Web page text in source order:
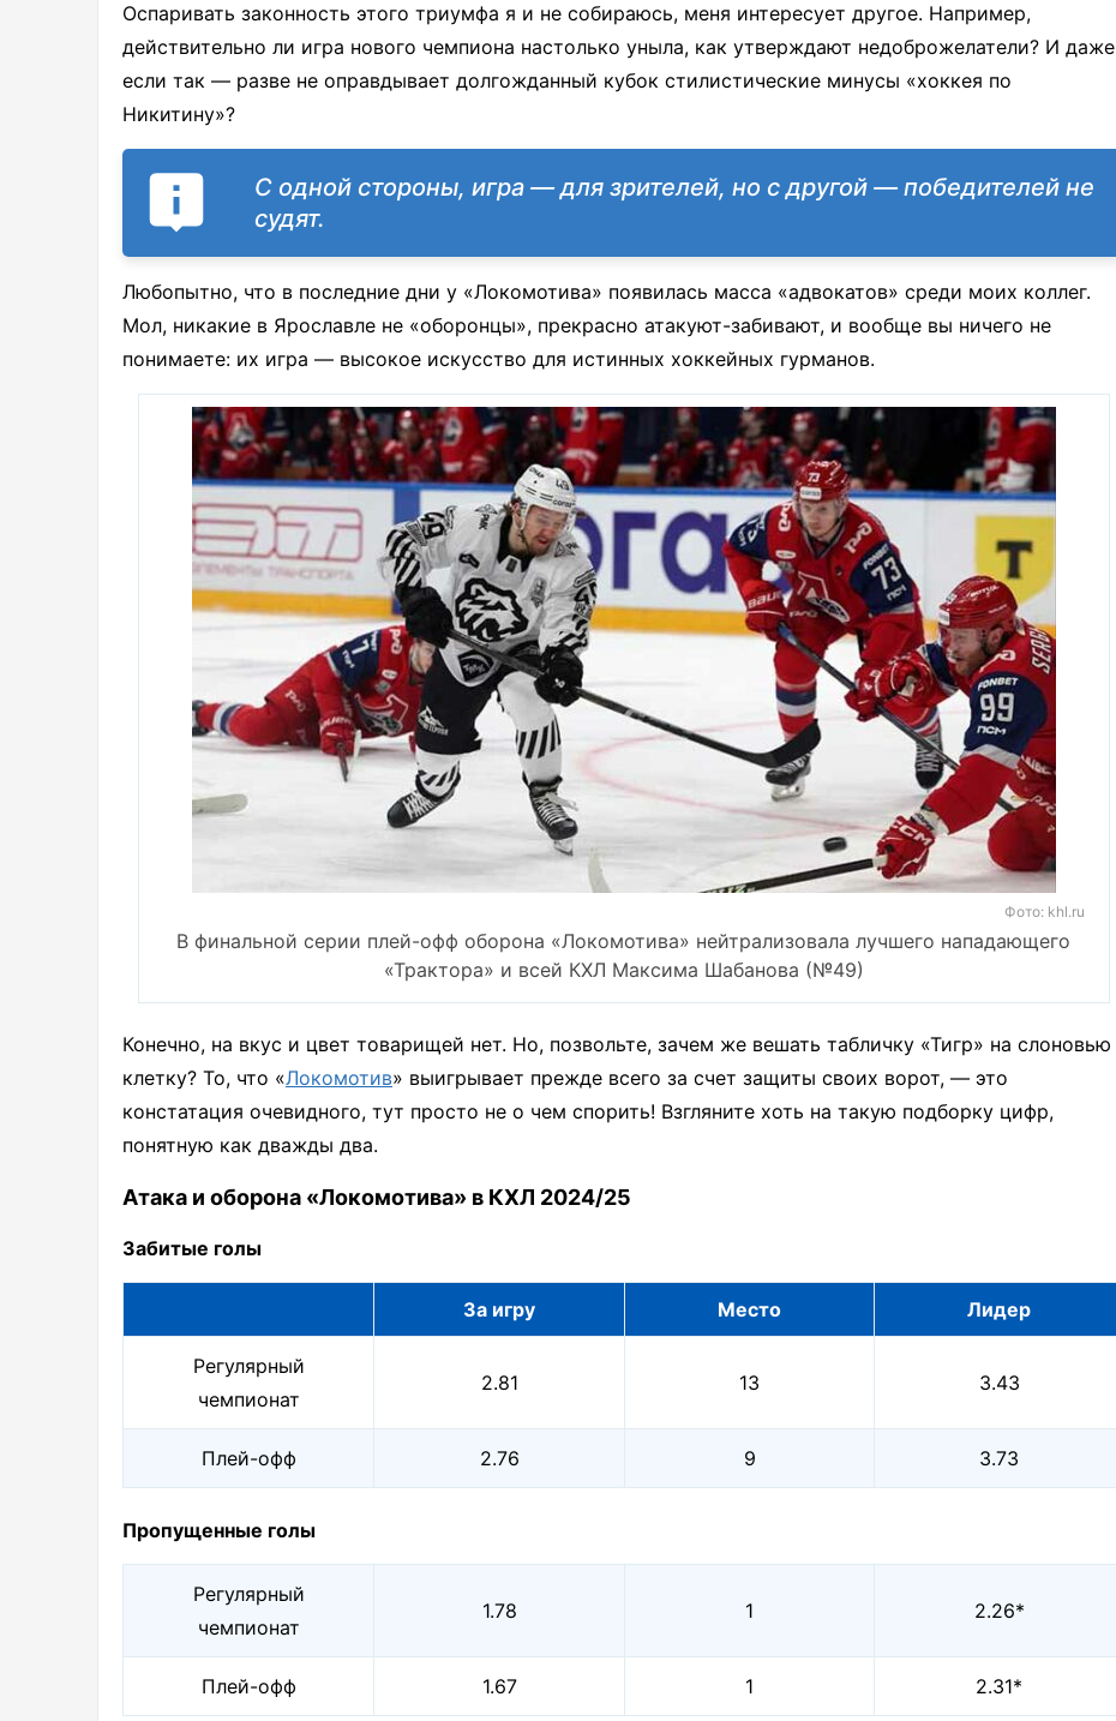
Оспаривать законность этого триумфа я и не собираюсь, меня интересует другое. Например,
действительно ли игра нового чемпиона настолько уныла, как утверждают недоброжелатели? И даже
если так — разве не оправдывает долгожданный кубок стилистические минусы «хоккея по
Никитину»?
С одной стороны, игра — для зрителей, но с другой — победителей не
судят.
Любопытно, что в последние дни у «Локомотива» появилась масса «адвокатов» среди моих коллег.
Мол, никакие в Ярославле не «оборонцы», прекрасно атакуют-забивают, и вообще вы ничего не
понимаете: их игра — высокое искусство для истинных хоккейных гурманов.
Фото: khl.ru
В финальной серии плей-офф оборона «Локомотива» нейтрализовала лучшего нападающего
«Трактора» и всей КХЛ Максима Шабанова (№49)
Конечно, на вкус и цвет товарищей нет. Но, позвольте, зачем же вешать табличку «Тигр» на слоновью
клетку? То, что «Локомотив» выигрывает прежде всего за счет защиты своих ворот, — это
констатация очевидного, тут просто не о чем спорить! Взгляните хоть на такую подборку цифр,
понятную как дважды два.
Атака и оборона «Локомотива» в КХЛ 2024/25
Забитые голы
За игру Место Лидер
Регулярный
чемпионат
2.81 13 3.43
Плей-офф 2.76 9 3.73
Пропущенные голы
Регулярный
чемпионат
1.78 1 2.26*
Плей-офф 1.67 1 2.31*